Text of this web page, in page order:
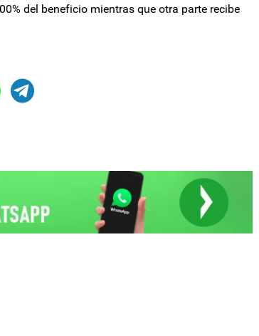
del beneficio mientras que otra parte recibe
proyectos en la línea de largada, con el Mundial a la